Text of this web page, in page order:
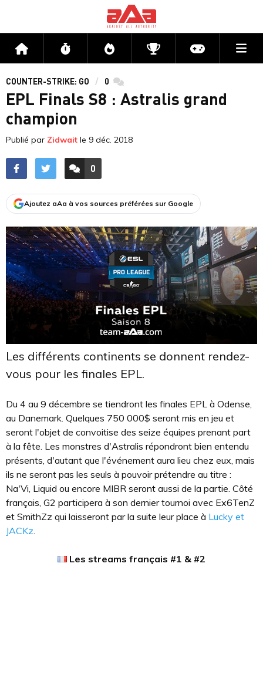
Accueil Flux Directs CompétitionsActu jeux
COUNTER-STRIKE: GO 0 commentaires
EPL Finals S8 : Astralis grand
champion
Publié par Zidwait le 9 déc. 2018
ACCÉDER AUX
0
COMMENTAIRES
Ajoutez aAa à vos sources préférées sur Google
Les différents continents se donnent rendez-
vous pour les finales EPL.
Du 4 au 9 décembre se tiendront les finales EPL à Odense,
au Danemark. Quelques 750 000$ seront mis en jeu et
seront l'objet de convoitise des seize équipes prenant part
à la fête. Les monstres d'Astralis répondront bien entendu
présents, d'autant que l'événement aura lieu chez eux, mais
ils ne seront pas les seuls à pouvoir prétendre au titre :
Na'Vi, Liquid ou encore MIBR seront aussi de la partie. Côté
français, G2 participera à son dernier tournoi avec Ex6TenZ
et SmithZz qui laisseront par la suite leur place à Lucky et
JACKz.
Les streams français #1 & #2